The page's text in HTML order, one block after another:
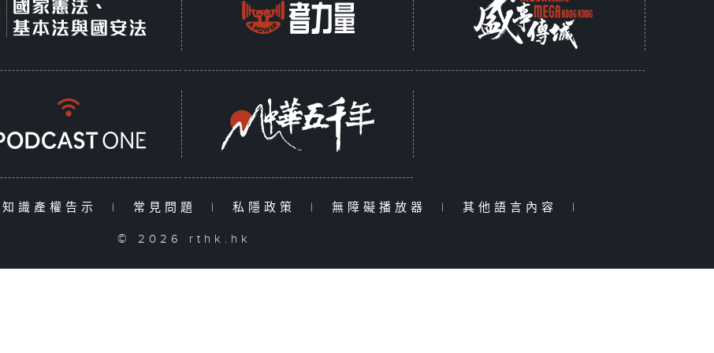
知識產權告示 | 常見問題 | 私隱政策 | 無障礙播放器 | 其他語言內容 |
© 2026 rthk.hk